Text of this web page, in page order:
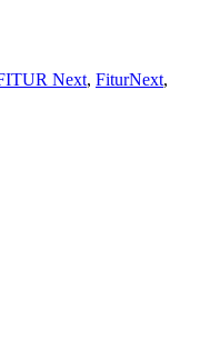
Next, FiturNext,